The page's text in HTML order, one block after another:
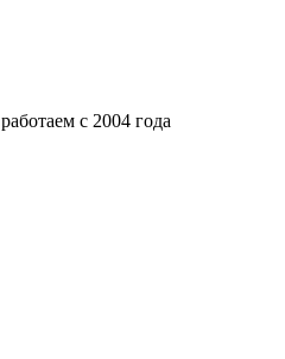
работаем с 2004 года